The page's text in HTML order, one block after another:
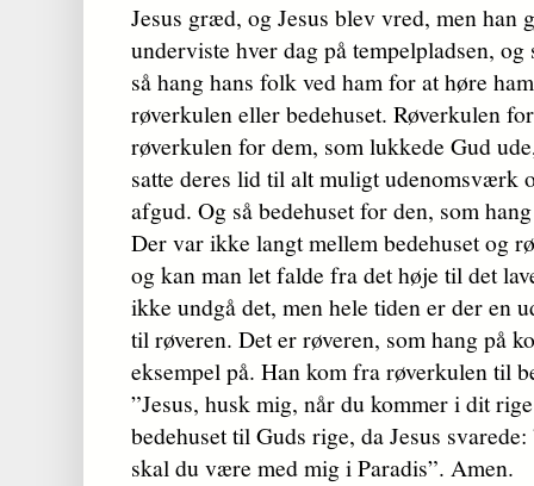
Jesus græd, og Jesus blev vred, men han
underviste hver dag på tempel­plad­sen,
så hang hans folk ved ham for at høre
røverkulen eller bedehuset. Røverkulen
røverkulen for dem, som lukkede Gud
satte deres lid til alt muligt udenomsværk
afgud. Og så bedehuset for den, som
Der var ikke langt mellem bedehuset og
og kan man let falde fra det høje til det
ikke undgå det, men hele tiden er der en
til røveren. Det er røveren, som hang på
eksempel på. Han kom fra røverkulen til
”Jesus, husk mig, når du kom­mer i dit
bedehuset til Guds rige, da Jesus
skal du være med mig i Paradis”. Amen.